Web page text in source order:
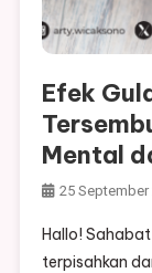
Efek
Mental
25 September
Hallo!
terpisahkan